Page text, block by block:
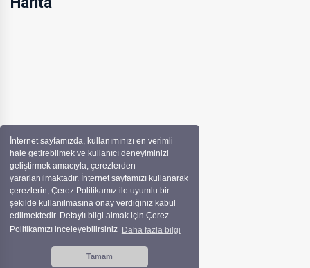
İnternet sayfamızda, kullanımınızı en verimli
hale getirebilmek ve kullanıcı deneyiminizi
geliştirmek amacıyla; çerezlerden
yararlanılmaktadır. İnternet sayfamızı kullanarak
çerezlerin, Çerez Politikamız ile uyumlu bir
şekilde kullanılmasına onay verdiğiniz kabul
edilmektedir. Detaylı bilgi almak için Çerez
Politikamızı inceleyebilirsiniz Daha fazla bilgi
Tamam